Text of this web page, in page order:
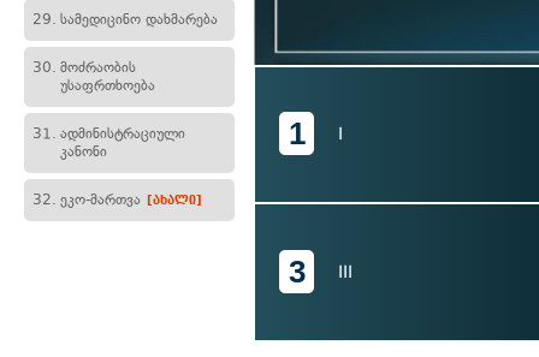
29. სამედიცინო დახმარება
30. მოძრაობის
უსაფრთხოება
31. ადმინისტრაციული
კანონი
32. ეკო-მართვა [ახალი]
1 I
3 III